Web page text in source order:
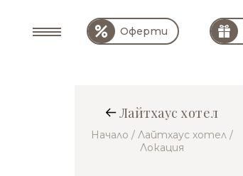
Оферти
Лайтхаус хотел
Начало / Лайтхаус хотел /
Локация